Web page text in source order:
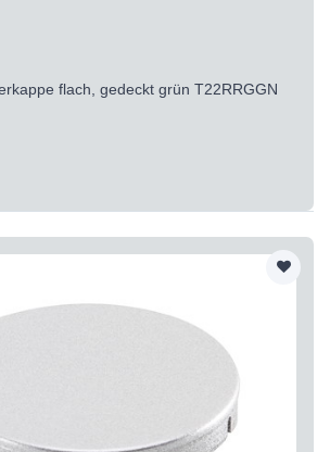
flach, gedeckt grün T22RRGGN